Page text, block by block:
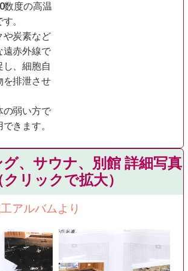
数度の高温
。
や炭素など
遠赤外線で
、細胞自
を排泄させ
の弱い方で
きます。
、サウナ、別館 詳細写真
クリックで拡大）​
アルバムより